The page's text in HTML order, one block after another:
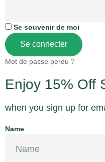
Se souvenir de moi
Se connecter
Mot de passe perdu ?
Enjoy 15% Off
when you sign up for
Name